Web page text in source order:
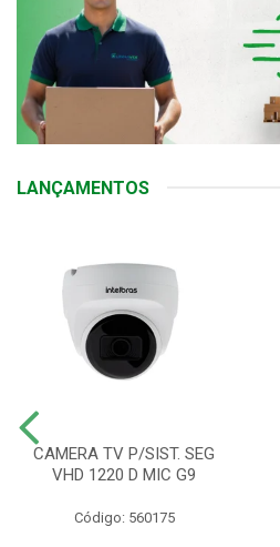
LANÇAMENTOS
CAMERA TV P/SIST. SEG
VHD 1220 D MIC G9
Código: 560175